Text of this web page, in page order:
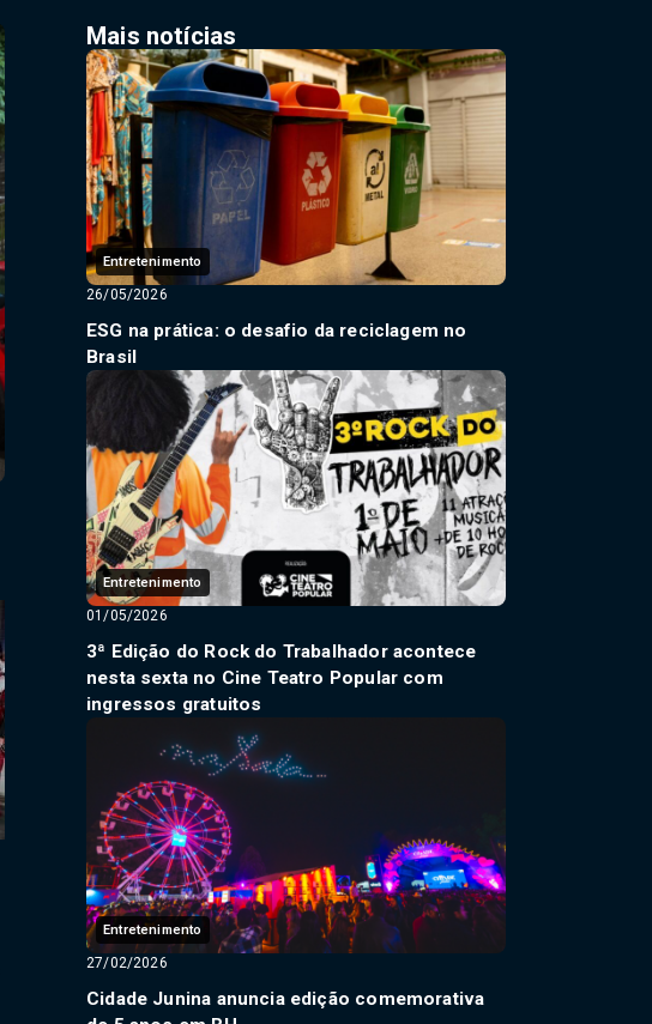
Mais notícias
Entretenimento
26/05/2026
ESG na prática: o desafio da reciclagem no
Brasil
Entretenimento
01/05/2026
3ª Edição do Rock do Trabalhador acontece
nesta sexta no Cine Teatro Popular com
ingressos gratuitos
Entretenimento
27/02/2026
Cidade Junina anuncia edição comemorativa